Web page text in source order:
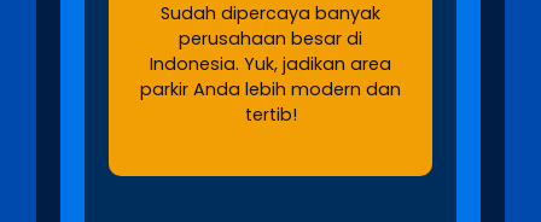
Sudah dipercaya banyak
perusahaan besar di
Indonesia. Yuk, jadikan area
parkir Anda lebih modern dan
tertib!